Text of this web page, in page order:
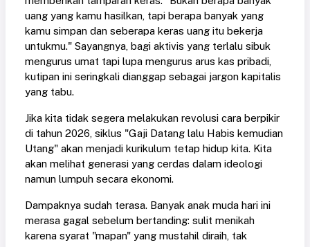
uang yang kamu hasilkan, tapi berapa banyak yang
kamu simpan dan seberapa keras uang itu bekerja
untukmu." Sayangnya, bagi aktivis yang terlalu sibuk
mengurus umat tapi lupa mengurus arus kas pribadi,
kutipan ini seringkali dianggap sebagai jargon kapitalis
yang tabu.
Jika kita tidak segera melakukan revolusi cara berpikir
di tahun 2026, siklus "Gaji Datang lalu Habis kemudian
Utang" akan menjadi kurikulum tetap hidup kita. Kita
akan melihat generasi yang cerdas dalam ideologi
namun lumpuh secara ekonomi.
Dampaknya sudah terasa. Banyak anak muda hari ini
merasa gagal sebelum bertanding: sulit menikah
karena syarat "mapan" yang mustahil diraih, tak